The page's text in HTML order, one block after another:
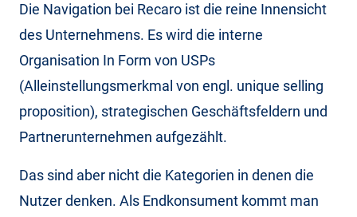
Die Navigation bei Recaro ist die reine Innensicht
des Unternehmens. Es wird die interne
Organisation In Form von USPs
(Alleinstellungsmerkmal von engl. unique selling
proposition), strategischen Geschäftsfeldern und
Partnerunternehmen aufgezählt.
Das sind aber nicht die Kategorien in denen die
Nutzer denken. Als Endkonsument kommt man